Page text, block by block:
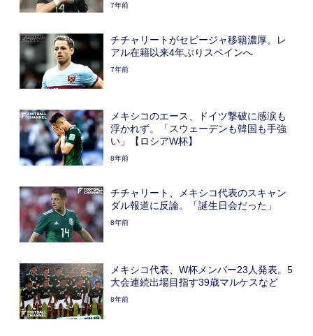
7年前
チチャリートがセビージャ移籍濃厚。レ
アル在籍以来4年ぶりスペインへ
7年前
メキシコのエース、ドイツ撃破に感涙も
浮かれず。「スウェーデンも韓国も手強
い」【ロシアW杯】
8年前
チチャリート、メキシコ代表のスキャン
ダル報道に反論。「誕生日会だった」
8年前
メキシコ代表、W杯メンバー23人発表。5
大会連続出場目指す39歳マルケスなど
8年前